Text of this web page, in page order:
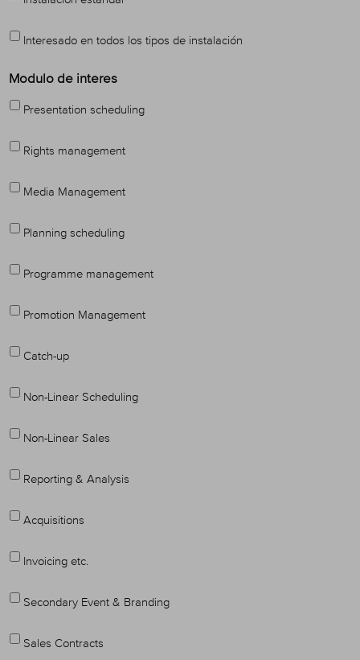
Interesado en todos los tipos de instalación
Modulo de interes
Presentation scheduling
Rights management
Media Management
Planning scheduling
Programme management
Promotion Management
Catch-up
Non-Linear Scheduling
Non-Linear Sales
Reporting & Analysis
Acquisitions
Invoicing etc.
Secondary Event & Branding
Sales Contracts